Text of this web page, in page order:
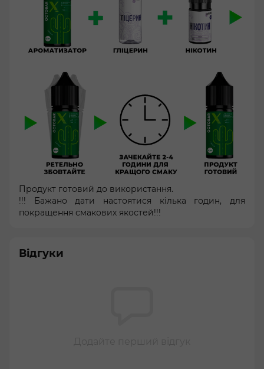
Продукт готовий до використання.
!!! Бажано дати настоятися кілька годин, для
покращення смакових якостей!!!
Відгуки